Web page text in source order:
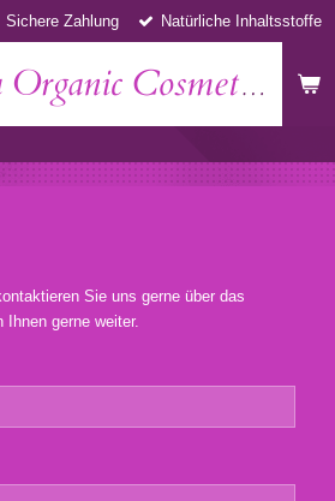
Lulka Organic Cosmetics
Sichere Zahlung Natürliche Inhaltsstoffe
Sie uns gerne über das
gerne weiter.